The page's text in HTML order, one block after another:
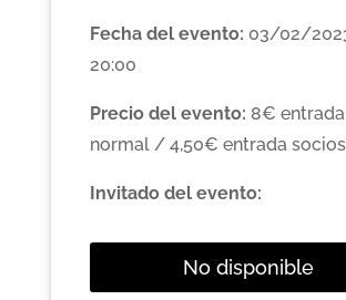
Fecha del evento: 03/02/
20:00
Precio del evento: 8€ entrada
normal / 4,50€ entrada socios
Invitado del evento:
No disponible